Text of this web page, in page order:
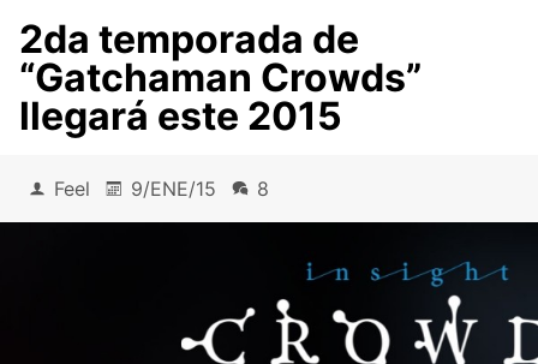
2da temporada de
“Gatchaman Crowds”
llegará este 2015
Feel 9/ENE/15 8